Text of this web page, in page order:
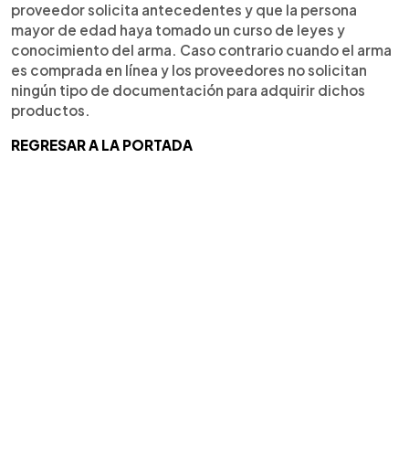
proveedor solicita antecedentes y que la persona
mayor de edad haya tomado un curso de leyes y
conocimiento del arma. Caso contrario cuando el arma
es comprada en línea y los proveedores no solicitan
ningún tipo de documentación para adquirir dichos
productos.
REGRESAR A LA PORTADA